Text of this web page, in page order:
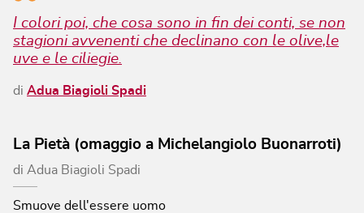
I colori poi, che cosa sono in fin dei conti, se non
stagioni avvenenti che declinano con le olive,le
uve e le ciliegie.
di Adua Biagioli Spadi
La Pietà (omaggio a Michelangiolo Buonarroti)
di Adua Biagioli Spadi
Smuove dell'essere uomo